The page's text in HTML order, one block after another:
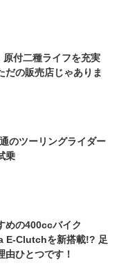
付二種ライフを充実
だの販売店じゃありま
のツーリングライダー
乗
めの400ccバイク
E-Clutchを新搭載!? 足
由ひとつです！